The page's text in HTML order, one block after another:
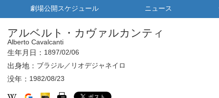
劇場公開スケジュール ニュース
アルベルト・カヴァルカンティ
Alberto Cavalcanti
生年月日： 1897/02/06
出身地： ブラジル／リオデジャネイロ
没年： 1982/08/23